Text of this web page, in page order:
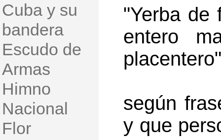
Cuba y su
bandera
Escudo de
Armas
Himno
Nacional
Flor
"Yerba de
entero
según
y que